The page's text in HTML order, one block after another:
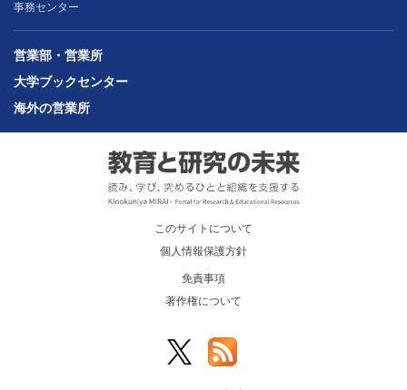
事務センター
営業部・営業所
大学ブックセンター
海外の営業所
このサイトについて
個人情報保護方針
免責事項
著作権について